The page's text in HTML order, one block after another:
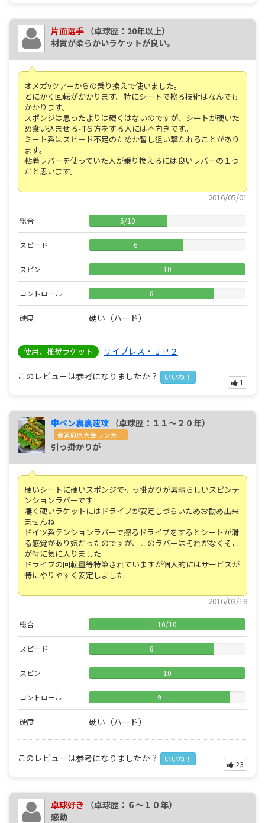
片面選手 （卓球歴：20年以上）
材質が柔らかいラケットが良い。
オメガVツアーからの乗り換えで使いました。
とにかく回転がかかります。特にシートで擦る技術はなんでも
かかります。
スポンジは思ったよりは硬くはないのですが、シートが硬いた
め食い込ませる打ち方をする人には不向きです。
ミート系はスピード不足のためか暫し狙い撃たれることがあり
ます。
粘着ラバーを使っていた人が乗り換えるには良いラバーの１つ
だと思います。
2016/05/01
総合 5/10
スピード 6
スピン 10
コントロール 8
硬度 硬い（ハード）
使用、推奨ラケット サイプレス・ＪＰ２
このレビューは参考になりましたか？ いいね！
1
中ペン裏裏速攻 （卓球歴：１１～２０年）
都道府県大会 ランカー
引っ掛かりが
硬いシートに硬いスポンジで引っ掛かりが素晴らしいスピンテ
ンションラバーです
凄く硬いラケットにはドライブが安定しづらいためお勧め出来
ませんね
ドイツ系テンションラバーで擦るドライブをするとシートが滑
る感覚があり嫌だったのですが、このラバーはそれがなくそこ
が特に気に入りました
ドライブの回転量等特筆されていますが個人的にはサービスが
特にやりやすく安定しました
2016/03/18
総合 10/10
スピード 8
スピン 10
コントロール 9
硬度 硬い（ハード）
このレビューは参考になりましたか？ いいね！
23
卓球好き
（卓球歴：６～１０年）
感動